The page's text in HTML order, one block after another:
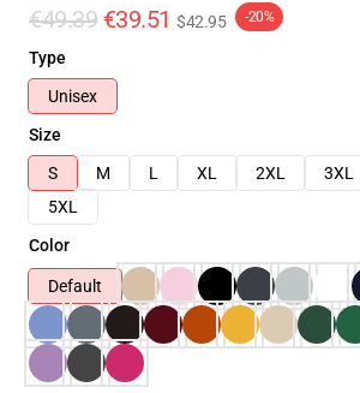
€49.39 €39.51 $42.95 -20%
Type
Unisex
Size
S
M L XL 2XL 3XL
5XL
Color
Default